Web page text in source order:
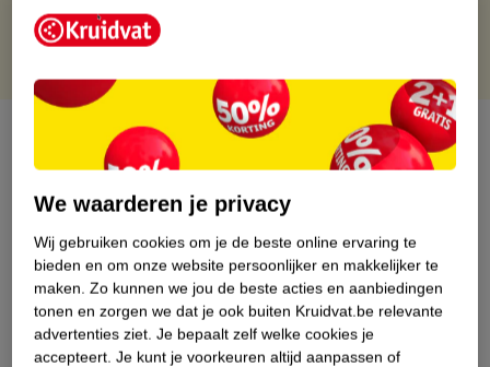
Over dit product
Etiketinformatie
Nature Impact Score
Dit product heeft (nog) geen Nature
We waarderen je privacy
Wij gebruiken cookies om je de beste online ervaring te
bieden en om onze website persoonlijker en makkelijker te
maken. Zo kunnen we jou de beste acties en aanbiedingen
tonen en zorgen we dat je ook buiten Kruidvat.be relevante
advertenties ziet. Je bepaalt zelf welke cookies je
accepteert. Je kunt je voorkeuren altijd aanpassen of